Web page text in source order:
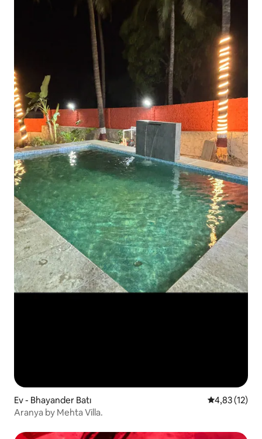
Ev - Bhayander Batı 5 üzerinden
4,83 (12)
Aranya by Mehta Villa.